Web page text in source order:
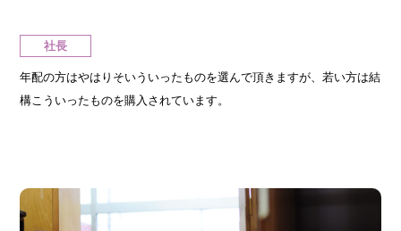
社長
年配の方はやはりそいういったものを選んで頂きますが、若い方は結
構こういったものを購入されています。